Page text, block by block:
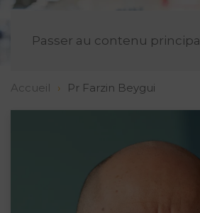
Passer au contenu principal
Accueil Pr Farzin Beygui